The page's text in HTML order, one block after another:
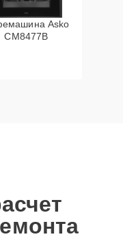
Asko
CM8477B